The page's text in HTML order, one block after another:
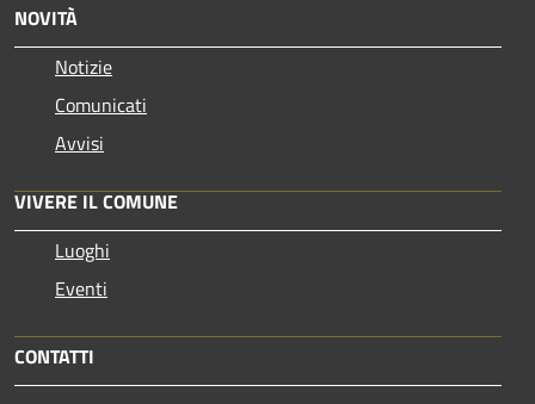
NOVITÀ
Notizie
Comunicati
Avvisi
VIVERE IL COMUNE
Luoghi
Eventi
CONTATTI